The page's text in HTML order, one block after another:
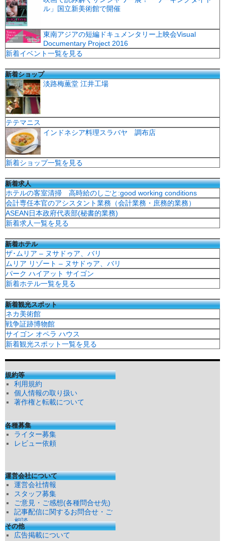
ル」国立新美術館で開催
東南アジアの短編ドキュメンタリー上映会Visual
Documentary Project 2016
新着イベント一覧を見る
新着ショップ
淡路梅薫堂 江井工場
テテマニス
インドネシア料理スラバヤ 調布店
新着ショップ一覧を見る
新着求人
ホテルの客室清掃 高時給のしごと:good working conditions
会計専任本官のアシスタント業務（会計業務・庶務的業務）
ASEAN日本政府代表部(秘書的業務)
新着求人一覧を見る
新着ホテル
ザ･ムリア – ヌサドゥア、バリ
ムリア リゾート – ヌサドゥア、バリ
パーク ハイアット サイゴン
新着ホテル一覧を見る
新着観光スポット
ネカ美術館
戦争証跡博物館
サイゴン オペラ ハウス
新着観光スポット一覧を見る
規約等
利用規約
個人情報の取り扱い
著作権と転載について
各種募集
ライター募集
レビュー依頼
運営会社について
運営会社情報
スタッフ募集
ご意見・ご感想(各種問合せ先)
記事配信に関するお問合せ・ご
相談
その他
広告掲載について